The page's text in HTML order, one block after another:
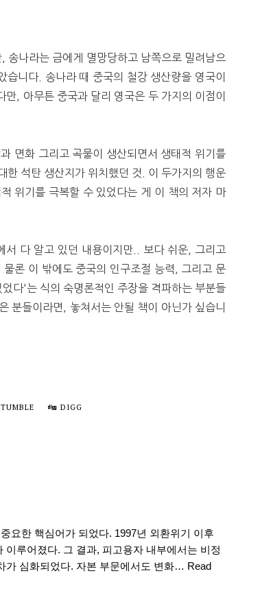
송나라는 금에게 멸망당하고 남쪽으로 밀려남으
니다. 송나라 때 중국의 철강 생산량을 영국이
, 아무튼 중국과 달리 영국은 두 가지의 이점이
면화 그리고 곡물이 생산되면서 생태적 위기를
한 석탄 생산지가 위치했던 것. 이 두가지의 행운
위기를 극복할 수 있었다는 게 이 책의 저자 마
다 알고 있던 내용이지만.. 보다 쉬운, 그리고
론 이 밖에도 중국의 인구조절 능력, 그리고 문
다'는 식의 숙명론적인 주장을 격파하는 부분들
분들이라면, 놓쳐서는 안될 책이 아닌가 싶습니
DIGG
요한 핵심어가 되었다. 1997년 외환위기 이후
루어졌다. 그 결과, 피고용자 내부에서는 비정
가 심화되었다. 자본 부문에서도 변화… Read